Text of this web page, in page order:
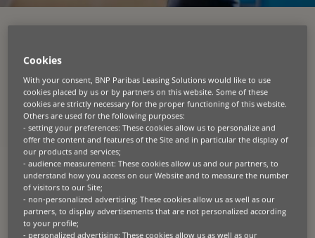
futuro della finanza
sostenibile
Crediamo che la finanza possa essere tra gli attori
principali del cambiamento.
In BNP Paribas Leasing Solutions, i nostri team
lavorano al fianco delle aziende per supportare la
transizione verso modelli di consumo più
sostenibili, creando valore a lungo termine per la
società in cui viviamo, per l’ambiente e per le
Cookies
With your consent, BNP Paribas Leasing Solutions would like to use
cookies placed by us or by partners on this website. Some of these
cookies are strictly necessary for the proper functioning of this website.
Others are used for the following purposes:
- setting your preferences: These cookies allow us to personalize and
offer the content and features of the Site and in particular the display of
our products and services;
- audience measurement: These cookies allow us and our partners, to
understand how you access on our Website and to measure the number
of visitors to our Site;
- non-personalized advertising: These cookies allow us as well as our
partners, to display advertisements that are not personalized according
to your profile;
- personalized advertising: These cookies allow us as well as our